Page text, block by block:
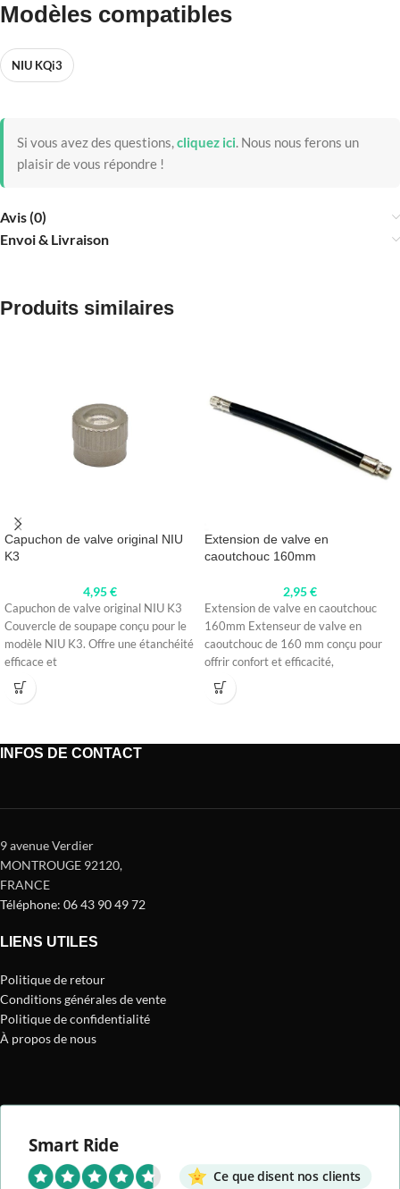
Modèles compatibles
NIU KQi3
Si vous avez des questions,cliquez ici. Nous nous ferons un
plaisir de vous répondre !
Avis (0)
Envoi & Livraison
Produits similaires
Capuchon de valve original NIU
K3
4,95€
Capuchon de valve original NIU K3
Couvercle de soupape conçu pour le
modèle NIU K3. Offre une étanchéité
efficace et
Extension de valve en
caoutchouc 160mm
2,95€
Extension de valve en caoutchouc
160mm Extenseur de valve en
caoutchouc de 160 mm conçu pour
offrir confort et efficacité,
INFOS DE CONTACT
9 avenue Verdier
MONTROUGE 92120,
FRANCE
Téléphone: 06 43 90 49 72
LIENS UTILES
Politique de retour
Conditions générales de vente
Politique de confidentialité
À propos de nous
Smart Ride
Ce que disent nos clients